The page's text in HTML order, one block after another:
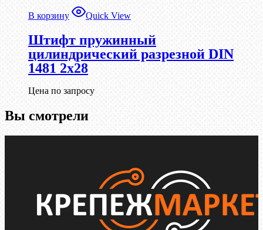
В корзину Quick View
Штифт пружинный
цилиндрический разрезной DIN
1481 2х28
Цена по запросу
Вы смотрели